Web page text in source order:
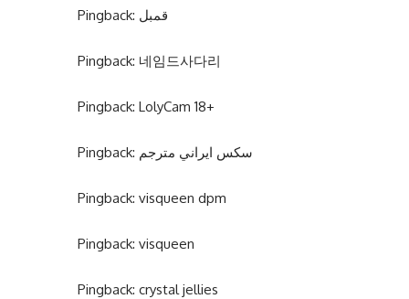
Pingback: قمبل
Pingback: 네임드사다리
Pingback: LolyCam 18+
Pingback: سكس ايراني مترجم
Pingback: visqueen dpm
Pingback: visqueen
Pingback: crystal jellies